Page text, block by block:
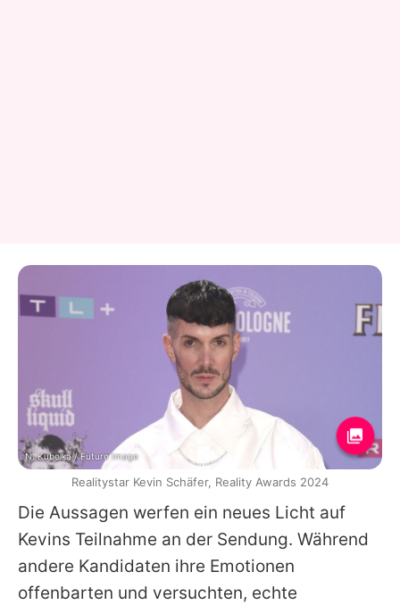
Die Aussagen werfen ein neues Licht auf
Kevins Teilnahme an der Sendung. Während
andere Kandidaten ihre Emotionen
offenbarten und versuchten, echte
N. Kubelka / Future Image
Realitystar Kevin Schäfer, Reality Awards 2024